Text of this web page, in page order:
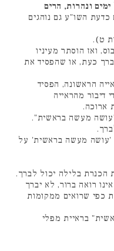
ונהרות, הרים
השו"ע גם נוהגים
ט).
ואז הוסתר מעיניו
כעת, או שהפסיד את
הראשונה, הפסיד
דיבור מהראייה
ארוכה.
מעשה בראשית".
מעשה בראשית' על
בלילה יכול לברך.
רואה ברור, לא יברך
כפי שרואים ממקומות
בראיית מפלי